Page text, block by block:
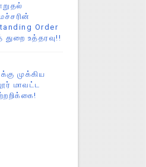
Order
உத்தரவு!!
முக்கிய
மாவட்ட